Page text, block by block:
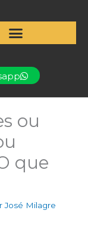
ou
que
José Milagre